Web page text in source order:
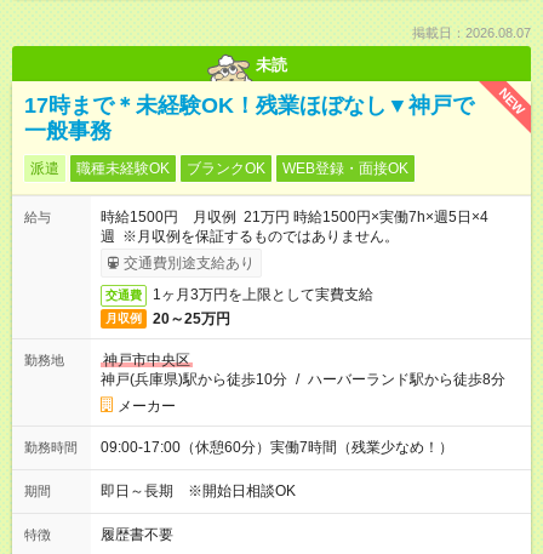
掲載日：2026.08.07
未読
NEW
17時まで＊未経験OK！残業ほぼなし▼神戸で
一般事務
派遣 職種未経験OK ブランクOK WEB登録・面接OK
給与
時給1500円 月収例 21万円 時給1500円×実働7h×週5日×4
週 ※月収例を保証するものではありません。
交通費別途支給あり
交通費 1ヶ月3万円を上限として実費支給
月収例 20～25万円
勤務地
神戸市中央区
神戸(兵庫県)駅から徒歩10分 / ハーバーランド駅から徒歩8分
メーカー
勤務時間 09:00-17:00（休憩60分）実働7時間（残業少なめ！）
期間 即日～長期 ※開始日相談OK
特徴 履歴書不要